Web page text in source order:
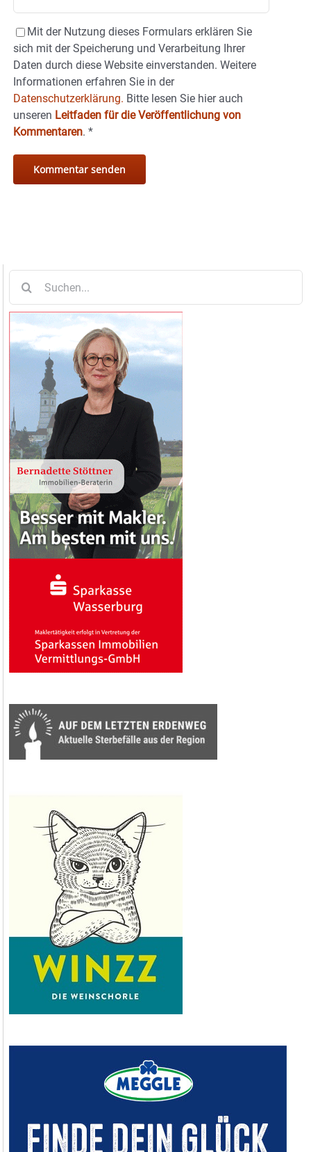
Mit der Nutzung dieses Formulars erklären Sie
sich mit der Speicherung und Verarbeitung Ihrer
Daten durch diese Website einverstanden. Weitere
Informationen erfahren Sie in der
Datenschutzerklärung. Bitte lesen Sie hier auch
unseren Leitfaden für die Veröffentlichung von
Kommentaren. *
nach: